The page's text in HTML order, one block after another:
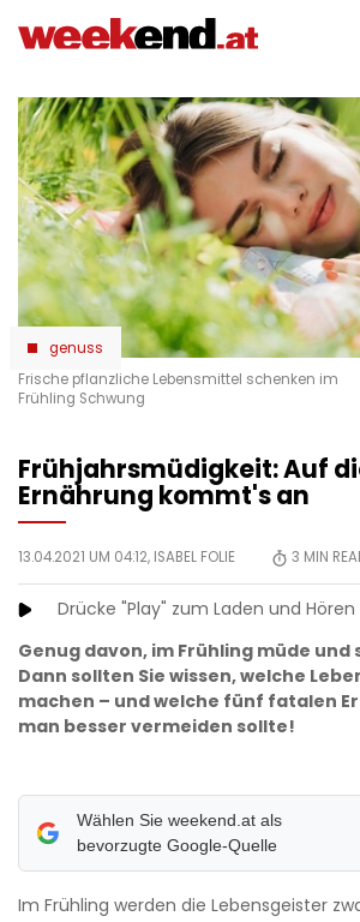
zum
genuss
Frische pflanzliche Lebensmittel schenken im
Frühling Schwung
Frühjahrsmüdigkeit: Auf
Ernährung kommt's an
13.04.2021 UM 04:12, ISABEL FOLIE 3 MIN
Drücke "Play" zum Laden und Hören
Genug davon, im Frühling müde und
Dann sollten Sie wissen, welche
machen – und welche fünf fatalen
man besser vermeiden sollte!
Wählen Sie weekend.at als
bevorzugte Google-Quelle
Im Frühling werden die Lebensgeister